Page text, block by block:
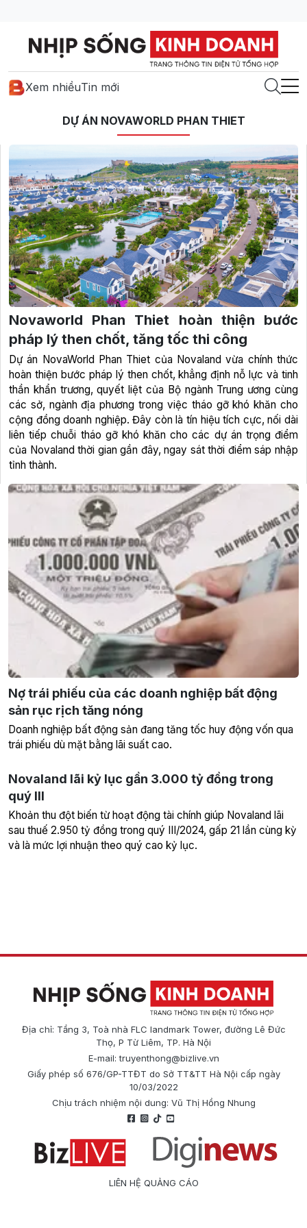
Xem nhiềuTin mới
DỰ ÁN NOVAWORLD PHAN THIET
Nợ trái phiếu của các doanh nghiệp bất động
sản rục rịch tăng nóng
Doanh nghiệp bất động sản đang tăng tốc huy động vốn qua
trái phiếu dù mặt bằng lãi suất cao.
Novaworld Phan Thiet hoàn thiện bước
pháp lý then chốt, tăng tốc thi công
Dự án NovaWorld Phan Thiet của Novaland vừa chính thức
hoàn thiện bước pháp lý then chốt, khẳng định nỗ lực và tinh
thần khẩn trương, quyết liệt của Bộ ngành Trung ương cùng
các sở, ngành địa phương trong việc tháo gỡ khó khăn cho
cộng đồng doanh nghiệp. Đây còn là tín hiệu tích cực, nối dài
liên tiếp chuỗi tháo gỡ khó khăn cho các dự án trọng điểm
của Novaland thời gian gần đây, ngay sát thời điểm sáp nhập
tỉnh thành.
Novaland lãi kỷ lục gần 3.000 tỷ đồng trong
quý III
Khoản thu đột biến từ hoạt động tài chính giúp Novaland lãi
sau thuế 2.950 tỷ đồng trong quý III/2024, gấp 21 lần cùng kỳ
và là mức lợi nhuận theo quý cao kỷ lục.
Địa chỉ: Tầng 3, Toà nhà FLC landmark Tower, đường Lê Đức
Thọ, P Từ Liêm, TP. Hà Nội
E-mail:truyenthong@bizlive.vn
Giấy phép số 676/GP-TTĐT do Sở TT&TT Hà Nội cấp ngày
10/03/2022
Chịu trách nhiệm nội dung: Vũ Thị Hồng Nhung
LIÊN HỆ QUẢNG CÁO